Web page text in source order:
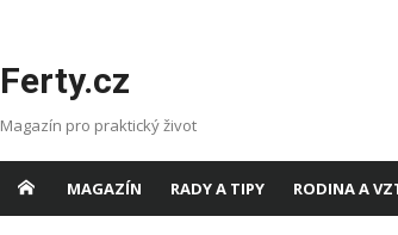
Ferty.cz
Magazín pro praktický život
MAGAZÍN RADY A TIPY RODINA A